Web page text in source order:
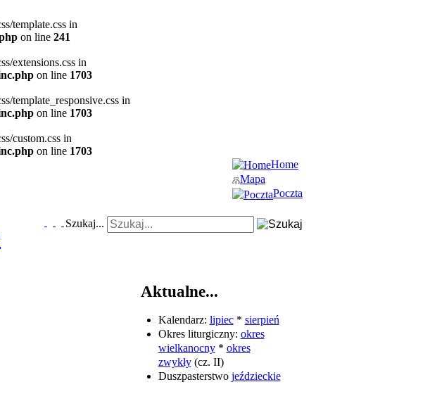
template.css in
on line 241
extensions.css in
on line 1703
template_responsive.css in
on line 1703
custom.css in
on line 1703
Home
Mapa
Poczta
Szukaj...
Aktualne...
Kalendarz: lipiec* sierpień
Okres liturgiczny: okres
wielkanocny* okres
zwykły(cz. II)
Duszpasterstwo jeździeckie